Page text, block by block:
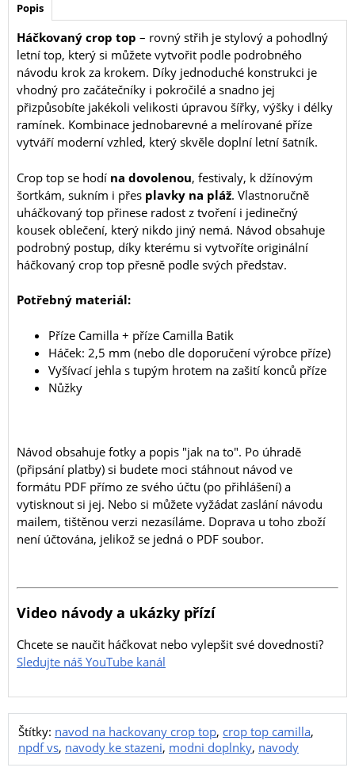
Popis
Háčkovaný crop top – rovný střih je stylový a pohodlný
letní top, který si můžete vytvořit podle podrobného
návodu krok za krokem. Díky jednoduché konstrukci je
vhodný pro začátečníky i pokročilé a snadno jej
přizpůsobíte jakékoli velikosti úpravou šířky, výšky i délky
ramínek. Kombinace jednobarevné a melírované příze
vytváří moderní vzhled, který skvěle doplní letní šatník.
Crop top se hodí na dovolenou, festivaly, k džínovým
šortkám, sukním i přes plavky na pláž. Vlastnoručně
uháčkovaný top přinese radost z tvoření i jedinečný
kousek oblečení, který nikdo jiný nemá. Návod obsahuje
podrobný postup, díky kterému si vytvoříte originální
háčkovaný crop top přesně podle svých představ.
Potřebný materiál:
Příze Camilla + příze Camilla Batik
Háček: 2,5 mm (nebo dle doporučení výrobce příze)
Vyšívací jehla s tupým hrotem na zašití konců příze
Nůžky
Návod obsahuje fotky a popis "jak na to". Po úhradě
(připsání platby) si budete moci stáhnout návod ve
formátu PDF přímo ze svého účtu (po přihlášení) a
vytisknout si jej. Nebo si můžete vyžádat zaslání návodu
mailem, tištěnou verzi nezasíláme. Doprava u toho zboží
není účtována, jelikož se jedná o PDF soubor.
Video návody a ukázky přízí
Chcete se naučit háčkovat nebo vylepšit své dovednosti?
Sledujte náš YouTube kanál
Štítky: navod na hackovany crop top, crop top camilla,
npdf vs, navody ke stazeni, modni doplnky, navody